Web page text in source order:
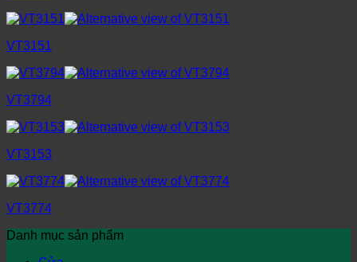
VT3151
VT3794
VT3153
VT3774
Danh mục sản phẩm